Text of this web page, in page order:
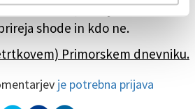
ki naj bi hoteli
shode in kdo ne.
Primorskem dnevniku.
je potrebna prijava